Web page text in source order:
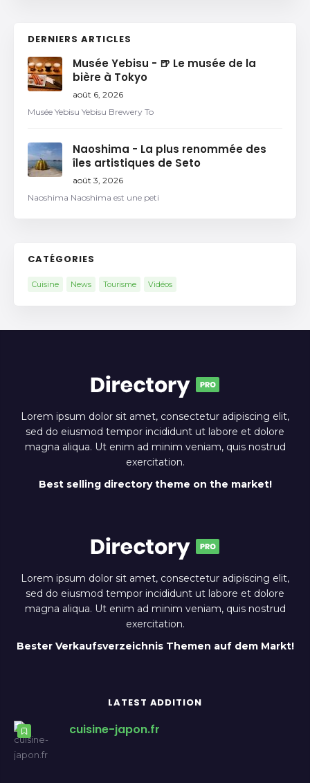
DERNIERS ARTICLES
Musée Yebisu - 🍺 Le musée de la
bière à Tokyo
août 6, 2026
Musée Yebisu Yebisu Brewery To
Naoshima - La plus renommée des
îles artistiques de Seto
août 3, 2026
Naoshima Naoshima est une peti
CATÉGORIES
Cuisine News Tourisme Vidéos
Lorem ipsum dolor sit amet, consectetur adipiscing elit,
sed do eiusmod tempor incididunt ut labore et dolore
magna aliqua. Ut enim ad minim veniam, quis nostrud
exercitation.
Best selling directory theme on the market!
Lorem ipsum dolor sit amet, consectetur adipiscing elit,
sed do eiusmod tempor incididunt ut labore et dolore
magna aliqua. Ut enim ad minim veniam, quis nostrud
exercitation.
Bester Verkaufsverzeichnis Themen auf dem Markt!
LATEST ADDITION
cuisine-japon.fr